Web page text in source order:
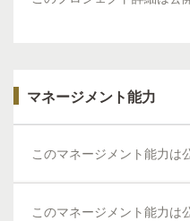
マネージメント能力
このマネージメント能力は
このマネージメント能力は